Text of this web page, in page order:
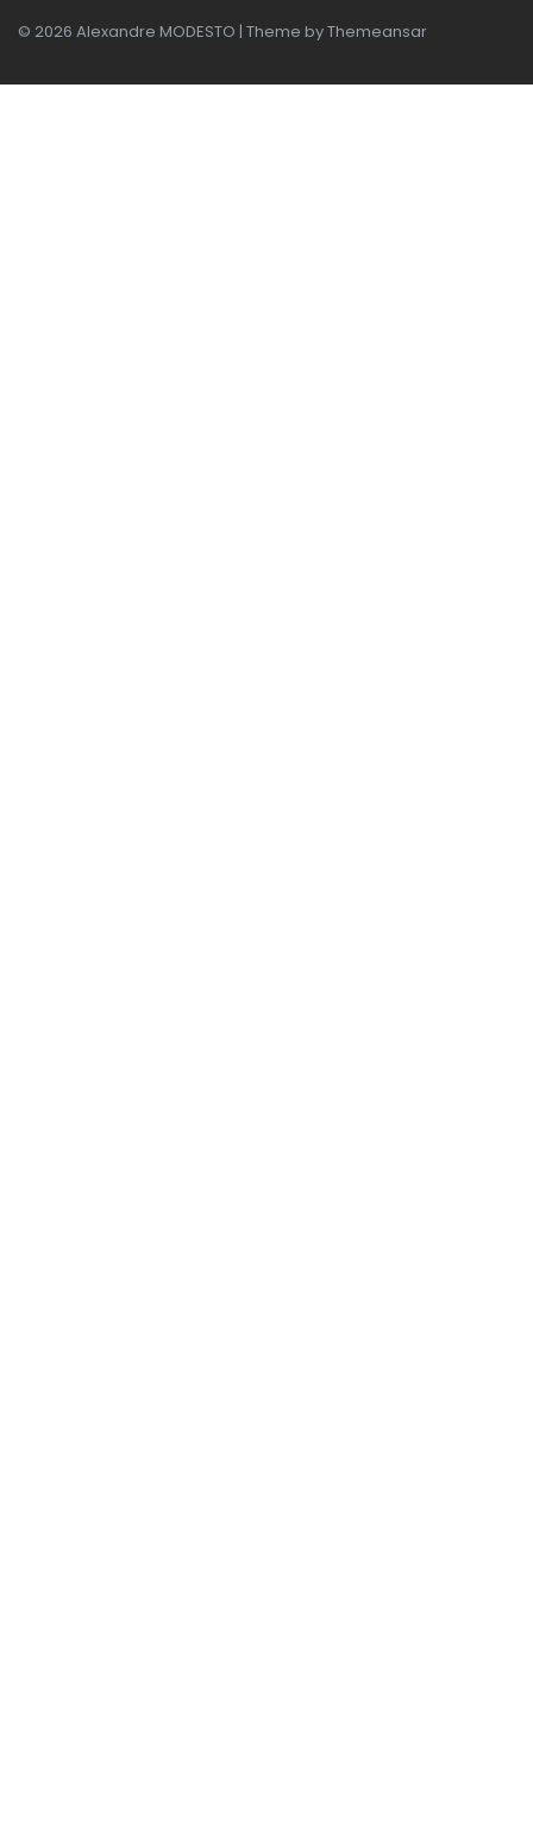
© 2026 Alexandre MODESTO | Theme byThemeansar